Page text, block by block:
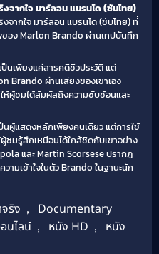
จากใจ มาร์ลอน แบรนโด (ซับไทย)
ากใจ มาร์ลอน แบรนโด (ซับไทย) ที่
ของ Marlon Brando ผ่านเทปบันทึก
ป็นเพียงแค่สารคดีชีวประวัติ แต่
Brando ผ่านเสียงของเขาเอง
ให้ผู้ชมได้สัมผัสถึงความซับซ้อนและ
นผู้แสดงหลักเพียงคนเดียว แต่การใช้
ชมรู้สึกเหมือนได้ใกล้ชิดกับเขาอย่าง
และ Martin Scorsese ปรากฏ
ามเข้าใจในตัว Brando ในฐานะนัก
ริง ,
Documentary
นไลน์ , หนัง HD ,
หนัง